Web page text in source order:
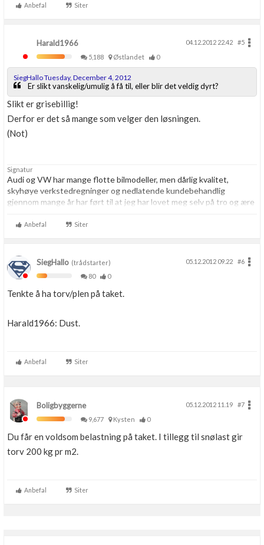
Anbefal Siter
Harald1966 04.12.2012 22.42
#5
5,188
Østlandet 0
SiegHallo Tuesday, December 4, 2012
Er slikt vanskelig/umulig å få til, eller blir det veldig dyrt?
Slikt er grisebillig!
Derfor er det så mange som velger den løsningen.
(Not)
Signatur
Audi og VW har mange flotte bilmodeller, men dårlig kvalitet,
skyhøye verkstedregninger og nedlatende kundebehandlig
gjennom mange år har ført til at jeg har lovet meg selv på tro og ære
Aldri.Anbefal Siter
SiegHallo (trådstarter) 05.12.2012 09.22
#6
80
0
Tenkte å ha torv/plen på taket.
Harald1966: Dust.
Anbefal Siter
Boligbyggerne 05.12.2012 11.19
#7
9,677
Kysten 0
Du får en voldsom belastning på taket. I tillegg til snølast gir
torv 200 kg pr m2.
Anbefal Siter